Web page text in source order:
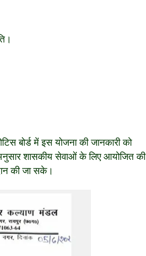
बोर्ड में इस योजना की जानकारी को
शासकीय सेवाओं के लिए आयोजित की
की जा सके।